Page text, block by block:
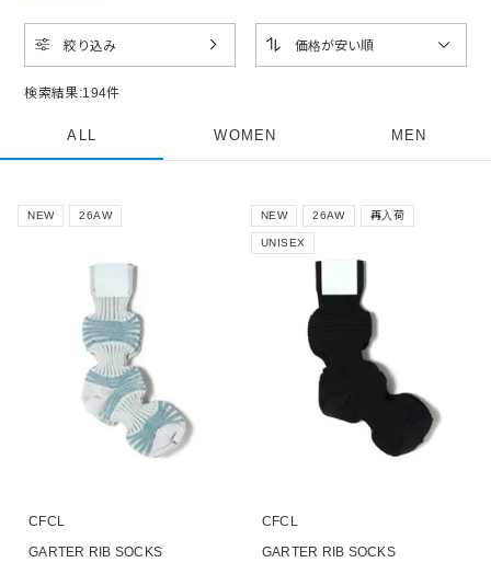
検索結果:194件
絞り込み 価格が安い順
ALL WOMEN MEN
NEW 26AW
CFCL
GARTER RIB SOCKS
NEW 26AW 再入荷
UNISEX
CFCL
GARTER RIB SOCKS